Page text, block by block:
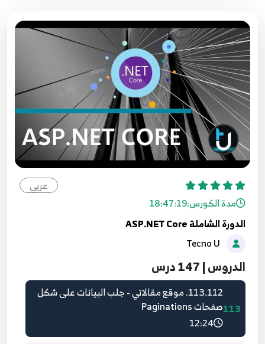
عربي
مدة الكورس:18:47:19
الدورة الشاملة ASP.NET Core
الدروس | 147 درس
108
View Class
8:11
109
109.108. موقع مقالاتي - وظيفة تحميل الملفات
11:13
110
110.109. موقع مقالاتي - اختبار عملية حفظ
الصورة
7:40
111
111.110. موقع مقالاتي اجراء حذف الناشر
7:15
112
and Author
7:42
113
113.112. موقع مقالاتي - جلب البيانات على شكل
صفحات Paginations
12:24